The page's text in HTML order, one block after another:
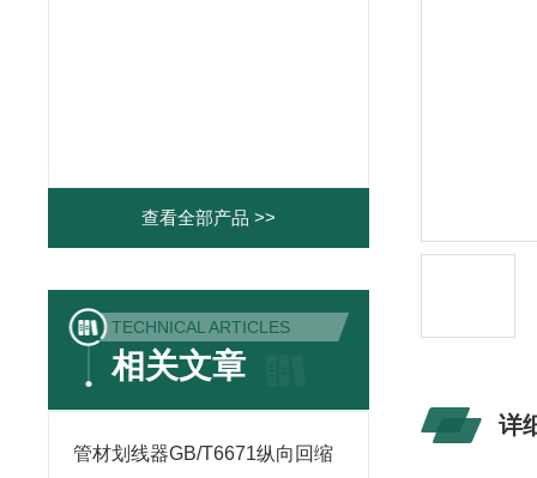
查看全部产品 >>
TECHNICAL ARTICLES
相关文章
管材划线器GB/T6671纵向回缩
详